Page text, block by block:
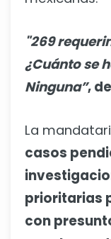
"269
¿Cuánto se
Ninguna”,
La
casos
prioritarias
con